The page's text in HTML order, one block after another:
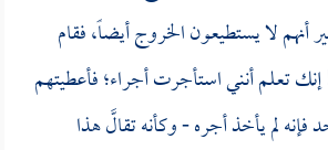
لا يستطيعون الخروج أيضاً، فقام
تعلم أنني استأجرت أجراء؛ فأعطيتهم
لم يأخذ أجره - وكأنه تقالَّ هذا